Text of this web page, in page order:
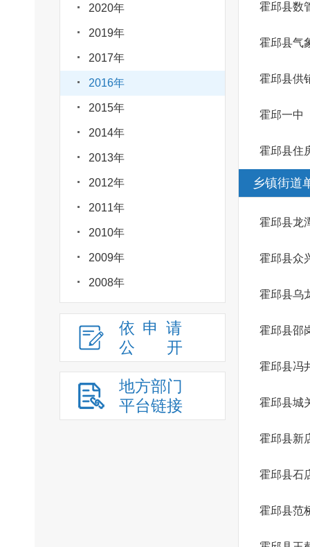
2020年
2019年
2017年
2016年
2015年
2014年
2013年
2012年
2011年
2010年
2009年
2008年
依申请
公
开
地方部门
平台链接
霍邱县数
霍邱县气
霍邱县供
霍邱一中
霍邱县住
乡镇街道
霍邱县龙
霍邱县众
霍邱县乌
霍邱县邵
霍邱县冯
霍邱县城
霍邱县新
霍邱县石
霍邱县范